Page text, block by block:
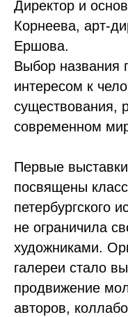
Директор и
Корнеева, арт-
Ершова.
Выбор названия
интересом к
существования,
современном
Первые
посвящены
петербургского
не ограничила
художниками.
галереи стало
продвижение
авторов,